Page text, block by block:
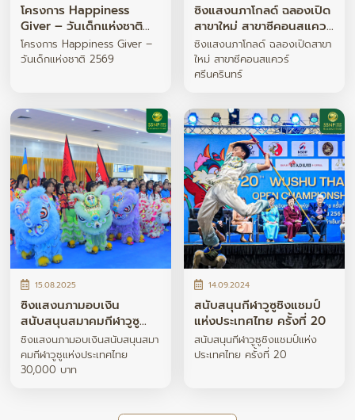
โครงการ Happiness
Giver – วันเด็กแห่งชาติ
2569
โครงการ Happiness Giver –
วันเด็กแห่งชาติ 2569
ซิงแสงนภาโกลด์ ฉลองเปิด
สาขาใหม่ สาขาซีคอนสแควร์
ศรีนครินทร์
ซิงแสงนภาโกลด์ ฉลองเปิดสาขา
ใหม่ สาขาซีคอนสแควร์
ศรีนครินทร์
15.08.2025
ซิงแสงนภามอบเงิน
สนับสนุนสมาคมกีฬาวูซู
แห่งประเทศไทย 30,000
บาท
ซิงแสงนภามอบเงินสนับสนุนสมา
คมกีฬาวูซูแห่งประเทศไทย
30,000 บาท
14.09.2024
สนับสนุนกีฬาวูซูชิงแชมป์
แห่งประเทศไทย ครั้งที่ 20
สนับสนุนกีฬาวูซูชิงแชมป์แห่ง
ประเทศไทย ครั้งที่ 20